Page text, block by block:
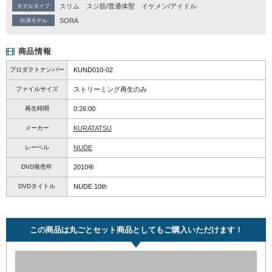
モデルタイプ スリム スジ筋/普通体型 イケメン/アイドル
出演モデル SORA
商品情報
プロダクトナンバー KUND010-02
ファイルサイズ ストリーミング再生のみ
再生時間 0:26:00
メーカー KURATATSU
レーベル NUDE
DVD発売年 2010年
DVDタイトル NUDE 10th
この商品は丸ごとセット商品としてもご購入いただけます！